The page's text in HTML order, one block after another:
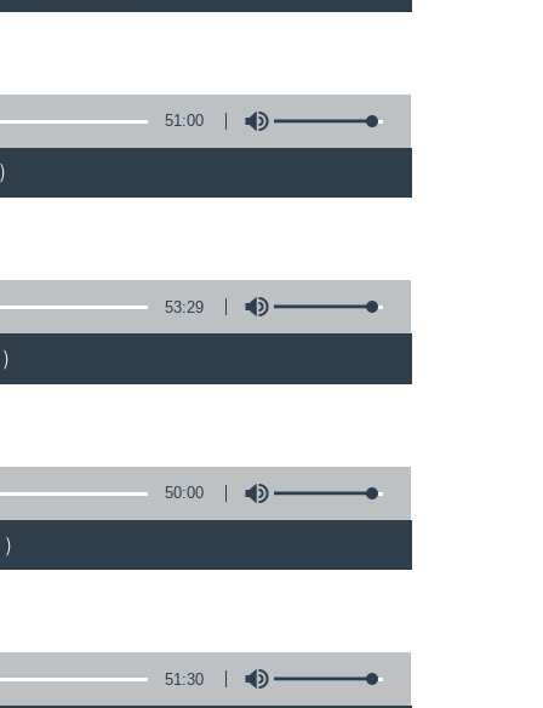
51:00
53:29
50:00
51:30